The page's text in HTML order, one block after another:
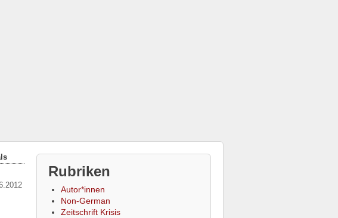
Rubriken
Autor*innen
Non-German
Zeitschrift Krisis